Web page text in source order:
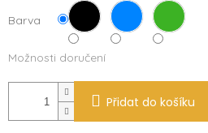
Barva
Možnosti doručení
Přidat do košíku